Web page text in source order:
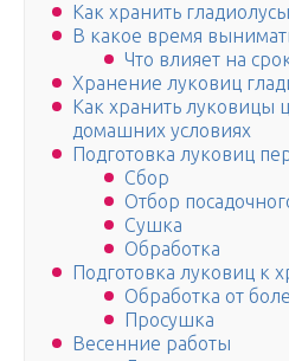
Как хранить
В какое время
Что влияет на
Хранение луковиц
Как хранить луковицы
домашних условиях
Подготовка луковиц
Сбор
Отбор
Сушка
Обработка
Подготовка луковиц к
Обработка от
Просушка
Весенние работы